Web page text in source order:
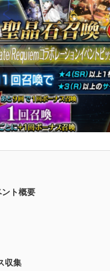
ト概要
収集